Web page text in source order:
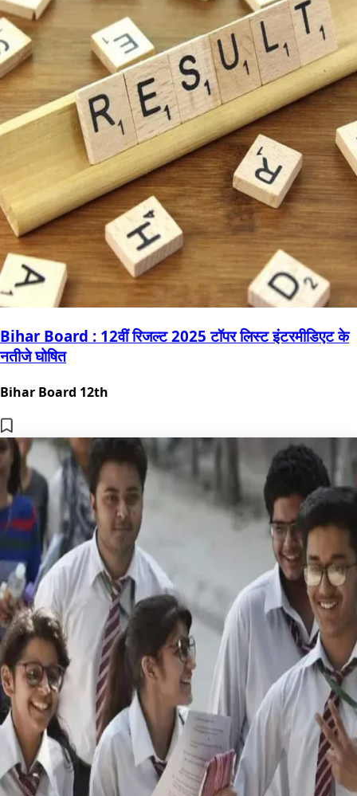
Bihar Board : 12वीं रिजल्ट 2025 टॉपर लिस्ट इंटरमीडिएट के
नतीजे घोषित
Bihar Board 12th